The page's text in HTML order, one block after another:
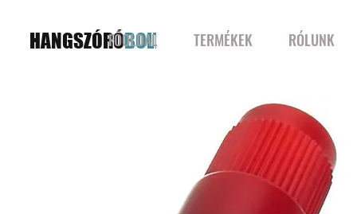
HANGSZÓRÓBOLT
FŐOLDAL TERMÉKEK RÓLUNK